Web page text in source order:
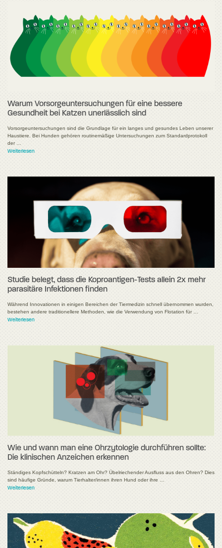
Warum Vorsorgeuntersuchungen für eine bessere
Gesundheit bei Katzen unerlässlich sind
Vorsorgeuntersuchungen sind die Grundlage für ein langes und gesundes Leben unserer
Haustiere. Bei Hunden gehören routinemäßige Untersuchungen zum Standardprotokoll
der …
Weiterlesen
Studie belegt, dass die Koproantigen-Tests allein 2x mehr
parasitäre Infektionen finden
Während Innovationen in einigen Bereichen der Tiermedizin schnell übernommen wurden,
bestehen andere traditionellere Methoden, wie die Verwendung von Flotation für …
Weiterlesen
Wie und wann man eine Ohrzytologie durchführen sollte:
Die klinischen Anzeichen erkennen
Ständiges Kopfschütteln? Kratzen am Ohr? Übelriechender Ausfluss aus den Ohren? Dies
sind häufige Gründe, warum Tierhalter/innen ihren Hund oder ihre …
Weiterlesen